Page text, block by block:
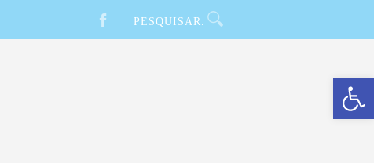
Barra de Ferramentas Aberta